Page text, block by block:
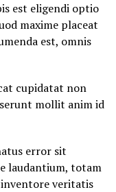
est eligendi optio
maxime placeat
est, omnis
cupidatat non
mollit anim id
error sit
laudantium, totam
inventore veritatis